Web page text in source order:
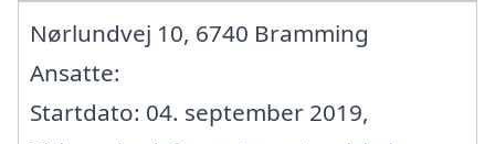
Nørlundvej 10, 6740 Bramming
Ansatte:
Startdato: 04. september 2019,